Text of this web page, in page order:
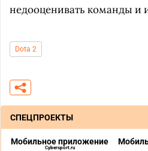
недооценивать команды и
Dota 2
СПЕЦПРОЕКТЫ
Мобильное приложение
Cybersport.ru